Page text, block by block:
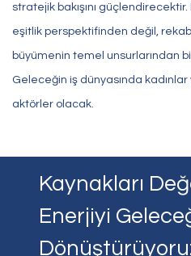
stratejik bakışını
eşitlik perspektifinden değil,
büyümenin temel unsurlarından
Geleceğin iş dünyasında
aktörler olacak.
Kaynakları
Enerjiyi